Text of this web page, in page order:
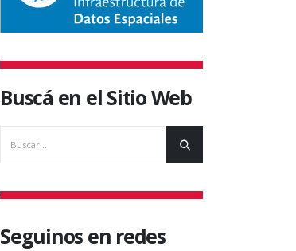
Buscá en el Sitio Web
Seguinos en redes